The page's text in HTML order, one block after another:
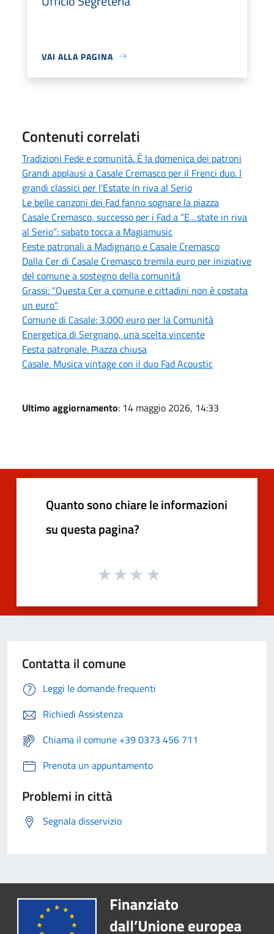
VAI ALLA PAGINA
Contenuti correlati
Tradizioni Fede e comunità. È la domenica dei patroni
Grandi applausi a Casale Cremasco per il Frenci duo. I
grandi classici per l'Estate in riva al Serio
Le belle canzoni dei Fad fanno sognare la piazza
Casale Cremasco, successo per i Fad a “E…state in riva
al Serio”: sabato tocca a Magiamusic
Feste patronali a Madignano e Casale Cremasco
Dalla Cer di Casale Cremasco tremila euro per iniziative
del comune a sostegno della comunità
Grassi: "Questa Cer a comune e cittadini non è costata
un euro"
Comune di Casale: 3.000 euro per la Comunità
Energetica di Sergnano, una scelta vincente
Festa patronale. Piazza chiusa
Casale. Musica vintage con il duo Fad Acoustic
Ultimo aggiornamento: 14 maggio 2026, 14:33
Quanto sono chiare le informazioni
su questa pagina?
Contatta il comune
Leggi le domande frequenti
Richiedi Assistenza
Chiama il comune +39 0373 456 711
Prenota un appuntamento
Problemi in città
Segnala disservizio